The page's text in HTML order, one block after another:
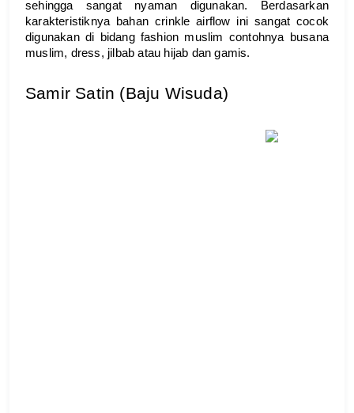
sehingga sangat nyaman digunakan. Berdasarkan
karakteristiknya bahan crinkle airflow ini sangat cocok
digunakan di bidang fashion muslim contohnya busana
muslim, dress, jilbab atau hijab dan gamis.
Samir Satin (Baju Wisuda)